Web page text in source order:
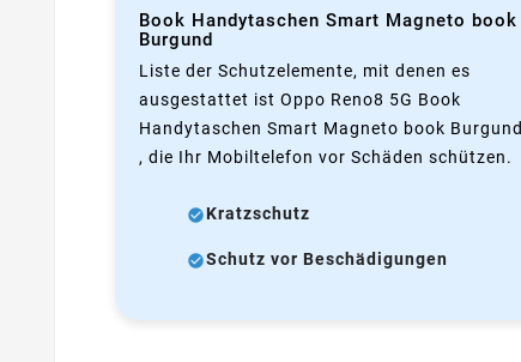
Book Handytaschen Smart Magneto book
Burgund
Liste der Schutzelemente, mit denen es
ausgestattet ist Oppo Reno8 5G Book
Handytaschen Smart Magneto book Burgund
, die Ihr Mobiltelefon vor Schäden schützen.
Kratzschutz
Schutz vor Beschädigungen